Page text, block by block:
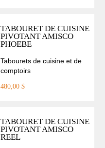
TABOURET DE CUISINE
PIVOTANT AMISCO
PHOEBE
Tabourets de cuisine et de
comptoirs
480,00 $
TABOURET DE CUISINE
PIVOTANT AMISCO
REEL